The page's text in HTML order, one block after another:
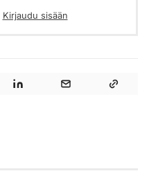
Kirjaudu sisään